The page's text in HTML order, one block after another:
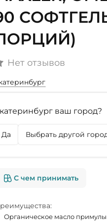
Нет отзывов
ваш город?
Да Выбрать другой
Екатеринбург г. Тюмень
С чем принимать
Органическое масло